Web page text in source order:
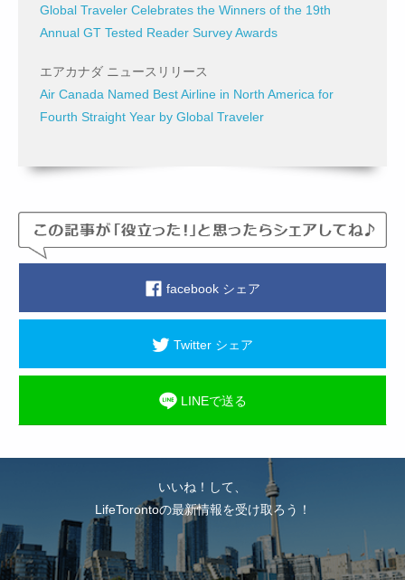
Global Traveler Celebrates the Winners of the 19th
Annual GT Tested Reader Survey Awards
エアカナダ ニュースリリース
Air Canada Named Best Airline in North America for
Fourth Straight Year by Global Traveler
facebook シェア
Twitter シェア
LINEで送る
いいね！して、
LifeTorontoの最新情報を受け取ろう！